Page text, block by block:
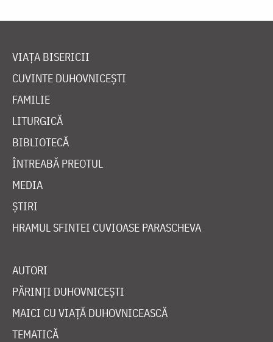
VIAȚA BISERICII
CUVINTE DUHOVNICEȘTI
FAMILIE
LITURGICĂ
BIBLIOTECĂ
ÎNTREABĂ PREOTUL
MEDIA
ȘTIRI
HRAMUL SFINTEI CUVIOASE PARASCHEVA
AUTORI
PĂRINȚI DUHOVNICEȘTI
MAICI CU VIAȚĂ DUHOVNICEASCĂ
TEMATICĂ